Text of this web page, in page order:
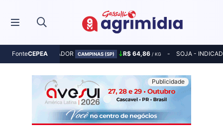
FonteCEPEA
MILHO - INDICADOR CAMPINAS (SP) R$ 64,86 / KG SOJA -